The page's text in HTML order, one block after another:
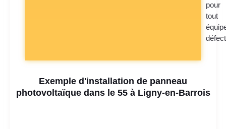
pour
tout
Exemple d'installation de panneau
photovoltaïque dans le 55 à Ligny-en-Barrois